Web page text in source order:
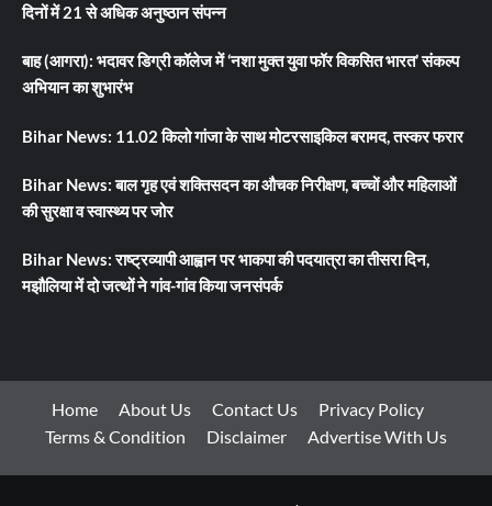
दिनों में 21 से अधिक अनुष्ठान संपन्न
बाह (आगरा): भदावर डिग्री कॉलेज में ‘नशा मुक्त युवा फॉर विकसित भारत’ संकल्प
अभियान का शुभारंभ
Bihar News: 11.02 किलो गांजा के साथ मोटरसाइकिल बरामद, तस्कर फरार
Bihar News: बाल गृह एवं शक्तिसदन का औचक निरीक्षण, बच्चों और महिलाओं
की सुरक्षा व स्वास्थ्य पर जोर
Bihar News: राष्ट्रव्यापी आह्वान पर भाकपा की पदयात्रा का तीसरा दिन,
मझौलिया में दो जत्थों ने गांव-गांव किया जनसंपर्क
Home About Us Contact Us
Privacy Policy
Terms & Condition
Disclaimer Advertise With Us